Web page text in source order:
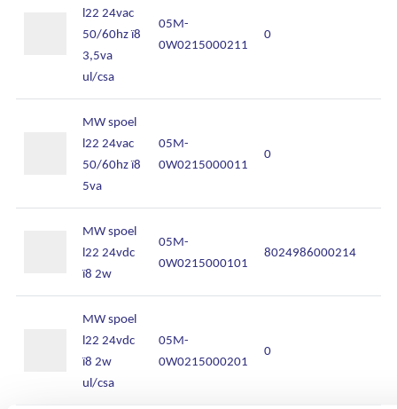
l22 24vac
50/60hz ï8
3,5va
ul/csa
05M-
0W0215000211
0
MW spoel
l22 24vac
50/60hz ï8
5va
05M-
0W0215000011
0
MW spoel
l22 24vdc
ï8 2w
05M-
0W0215000101
8024986000214
MW spoel
l22 24vdc
ï8 2w
ul/csa
05M-
0W0215000201
0